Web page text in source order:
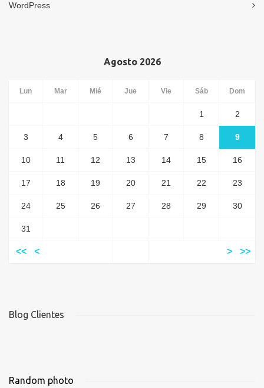
WordPress
Agosto 2026
Lun Mar Mié Jue Vie Sáb Dom
1 2
3 4 5 6 7 8 9
10 11 12 13 14 15 16
17 18 19 20 21 22 23
24 25 26 27 28 29 30
31
<< < > >>
Blog Clientes
Random photo